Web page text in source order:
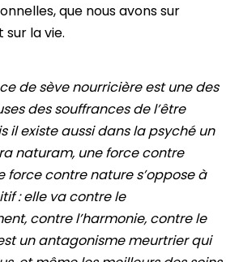
que nous avons sur
sur la vie.
de sève nourricière est une des
des souffrances de l’être
il existe aussi dans la psyché un
naturam, une force contre
force contre nature s’oppose à
: elle va contre le
contre l’harmonie, contre le
un antagonisme meurtrier qui